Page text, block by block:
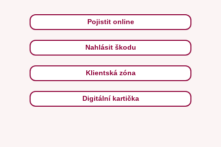
Pojistit online
Nahlásit škodu
Klientská zóna
Digitální kartička